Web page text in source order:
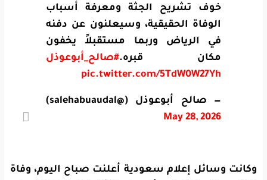
خوف تشريح الجثة ومعرفة أسباب
الوفاة الحقيقية، وسيعلنون عن دفنه
في الرياض وربما مستقبلاً يخفون
مكان قبره.#صالح_أبوعوذل
pic.twitter.com/5TdW0W27Yh
— صالح أبوعوذل (@salehabuaudal)
May 28, 2026
وكانت وسائل إعلام سعودية أعلنت صباح اليوم، وفاة